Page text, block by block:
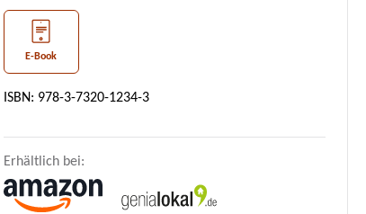
E-Book
ISBN: 978-3-7320-1234-3
Erhältlich bei: